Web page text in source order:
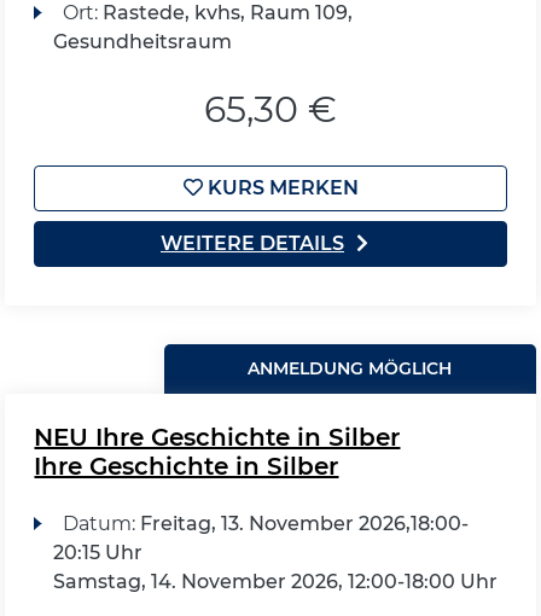
Ort: Rastede, kvhs, Raum 109,
Gesundheitsraum
65,30 €
KURS MERKEN
WEITERE DETAILS
ANMELDUNG MÖGLICH
NEU Ihre Geschichte in Silber
Ihre Geschichte in Silber
Datum: Freitag, 13. November 2026,18:00-
20:15 Uhr
Samstag, 14. November 2026, 12:00-18:00 Uhr